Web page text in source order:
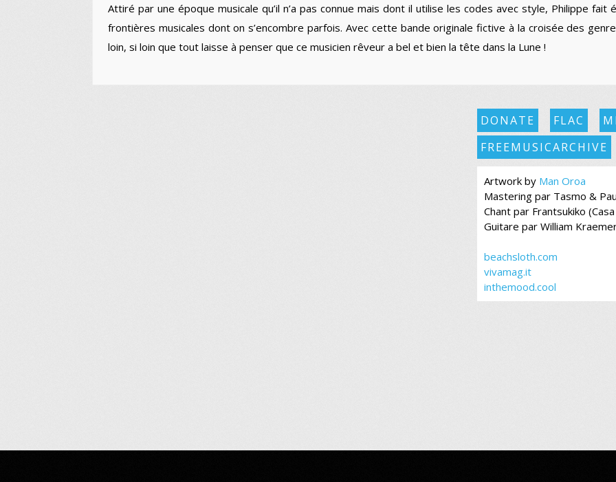
Attiré par une époque musicale qu’il n’a pas connue mais dont il utilise les codes avec style, Philippe
frontières musicales dont on s’encombre parfois. Avec cette bande originale fictive à la croisée des
loin, si loin que tout laisse à penser que ce musicien rêveur a bel et bien la tête dans la Lune !
DONATE FLAC
FREEMUSICARCHIVE
Artwork by Man Oroa
Mastering par Tasmo &
Chant par Frantsukiko
Guitare par William
beachsloth.com
vivamag.it
inthemood.cool